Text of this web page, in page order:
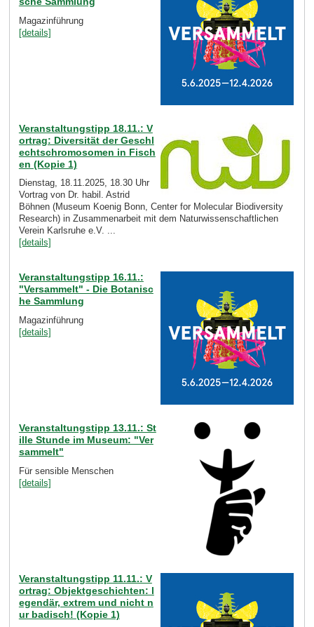
Magazinführung
[details]
Veranstaltungstipp 18.11.: V
ortrag: Diversität der Geschl
echtschromosomen in Fisch
en (Kopie 1)
Dienstag, 18.11.2025, 18.30 Uhr
Vortrag von Dr. habil. Astrid
Böhnen (Museum Koenig Bonn, Center for Molecular Biodiversity
Research) in Zusammenarbeit mit dem Naturwissenschaftlichen
Verein Karlsruhe e.V. ...
[details]
Veranstaltungstipp 16.11.:
"Versammelt" - Die Botanisc
he Sammlung
Magazinführung
[details]
Veranstaltungstipp 13.11.: St
ille Stunde im Museum: "Ver
sammelt"
Für sensible Menschen
[details]
Veranstaltungstipp 11.11.: V
ortrag: Objektgeschichten: l
egendär, extrem und nicht n
ur badisch! (Kopie 1)